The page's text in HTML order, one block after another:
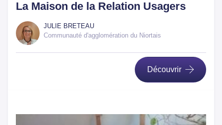
La Maison de la Relation Usagers
JULIE BRETEAU
Communauté d'agglomération du Niortais
Découvrir